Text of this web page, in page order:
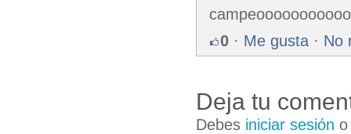
0 · Me gusta · No
Deja tu
Debes iniciar sesión